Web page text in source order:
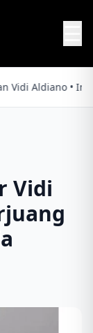
Aldiano • Info
Vidi